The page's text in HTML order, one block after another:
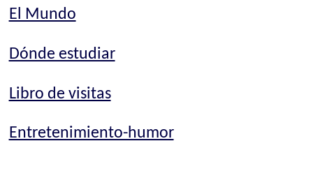
El Mundo
Dónde estudiar
Libro de visitas
Entretenimiento-humor